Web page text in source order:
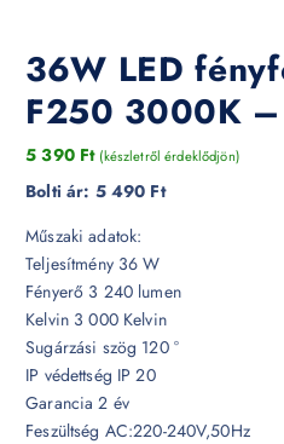
36W LED
F250 3000K
5 390 Ft (készletről érdeklődjön)
Bolti ár: 5 490 Ft
Műszaki adatok:
Teljesítmény 36 W
Fényerő 3 240 lumen
Kelvin 3 000 Kelvin
Sugárzási szög 120 °
IP védettség IP 20
Garancia 2 év
Feszültség AC:220-240V,50Hz